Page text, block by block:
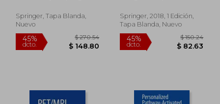
Springer, Tapa Blanda,
Nuevo
Springer, 2018, 1 Edición,
Tapa Blanda, Nuevo